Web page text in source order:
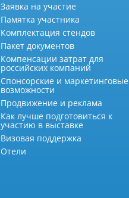
Заявка на участие
Памятка участника
Комплектация стендов
Пакет документов
Компенсации затрат для
российских компаний
Спонсорские и маркетинговые
возможности
Продвижение и реклама
Как лучше подготовиться к
участию в выставке
Визовая поддержка
Отели